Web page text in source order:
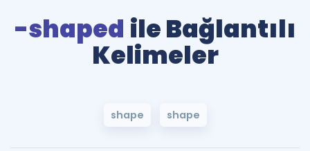
-shaped ile Bağlantılı
Kelimeler
shape shape